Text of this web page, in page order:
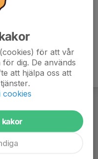
för att vår
dig. De används
att hjälpa oss att
cookies
kakor